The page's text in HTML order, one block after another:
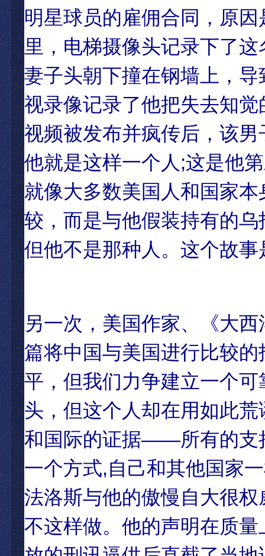
明星球员的雇佣合同，原
里，电梯摄像头记录下了
妻子头朝下撞在钢墙上，
视录像记录了他把失去知
视频被发布并疯传后，该男
他就是这样一个人;这是他
就像大多数美国人和国家
较，而是与他假装持有的
但他不是那种人。这个故
另一次，美国作家、《大
篇将中国与美国进行比较
平，但我们力争建立一个
头，但这个人却在用如此
和国际的证据——所有的支
一个方式,自己和其他国家
法洛斯与他的傲慢自大很
不这样做。他的声明在质